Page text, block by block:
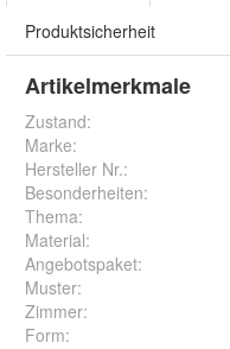
Produktsicherheit
Artikelmerkmale
Zustand:
Marke:
Hersteller Nr.:
Besonderheiten:
Thema:
Material:
Angebotspaket:
Muster:
Zimmer:
Form: